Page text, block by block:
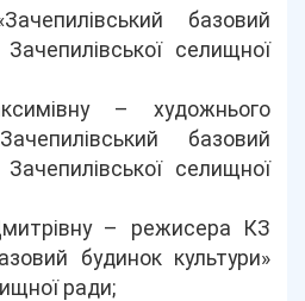
базовий
селищної
– художнього
базовий
селищної
– режисера КЗ
будинок культури»
ради;